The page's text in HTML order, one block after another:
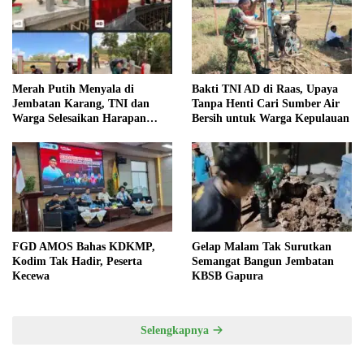
Merah Putih Menyala di
Jembatan Karang, TNI dan
Warga Selesaikan Harapan
Bakti TNI AD di Raas, Upaya
Tanpa Henti Cari Sumber Air
Bersih untuk Warga Kepulauan
FGD AMOS Bahas KDKMP,
Kodim Tak Hadir, Peserta
Kecewa
Gelap Malam Tak Surutkan
Semangat Bangun Jembatan
KBSB Gapura
Selengkapnya